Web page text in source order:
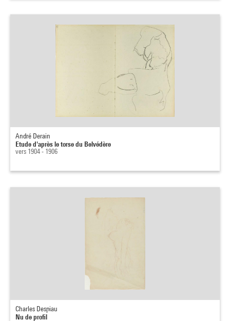
André Derain
Etude d'après le torse du Belvédère
vers 1904 - 1906
Charles Despiau
Nu de profil